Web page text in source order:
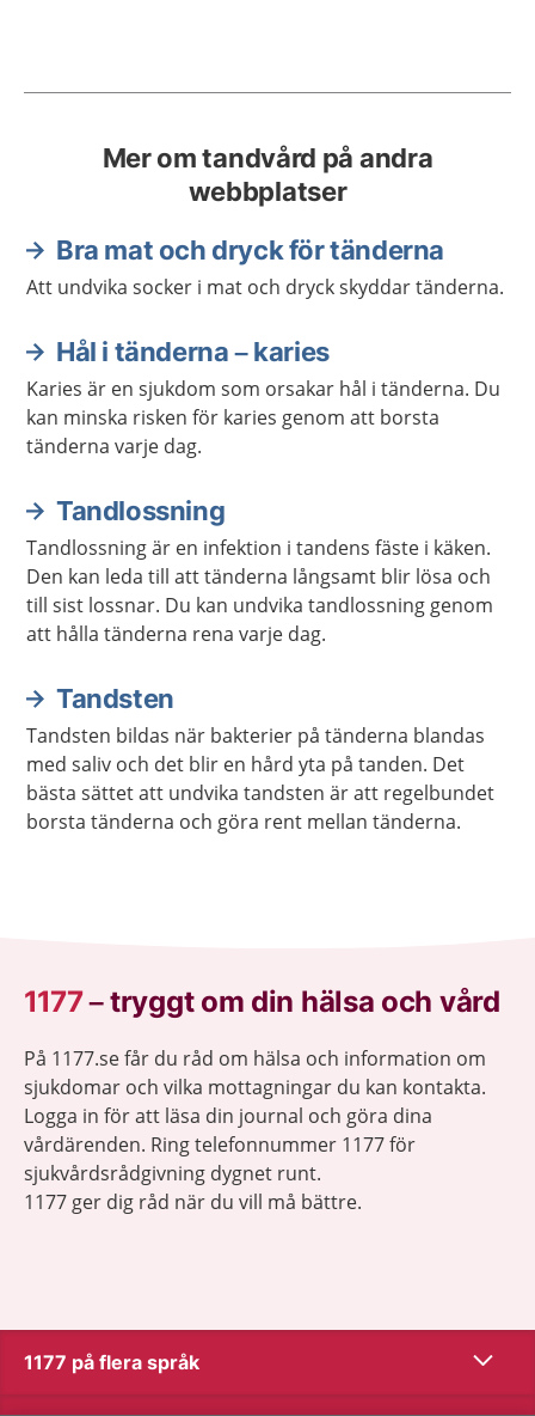
Mer om tandvård på andra
webbplatser
Bra mat och dryck för tänderna
Att undvika socker i mat och dryck skyddar tänderna.
Hål i tänderna – karies
Karies är en sjukdom som orsakar hål i tänderna. Du
kan minska risken för karies genom att borsta
tänderna varje dag.
Tandlossning
Tandlossning är en infektion i tandens fäste i käken.
Den kan leda till att tänderna långsamt blir lösa och
till sist lossnar. Du kan undvika tandlossning genom
att hålla tänderna rena varje dag.
Tandsten
Tandsten bildas när bakterier på tänderna blandas
med saliv och det blir en hård yta på tanden. Det
bästa sättet att undvika tandsten är att regelbundet
borsta tänderna och göra rent mellan tänderna.
1177–tryggt om din hälsa och vård
På 1177.se får du råd om hälsa och information om
sjukdomar och vilka mottagningar du kan kontakta.
Logga in för att läsa din journal och göra dina
vårdärenden. Ring telefonnummer 1177 för
sjukvårdsrådgivning dygnet runt.
1177 ger dig råd när du vill må bättre.
1177 på flera språk Visa